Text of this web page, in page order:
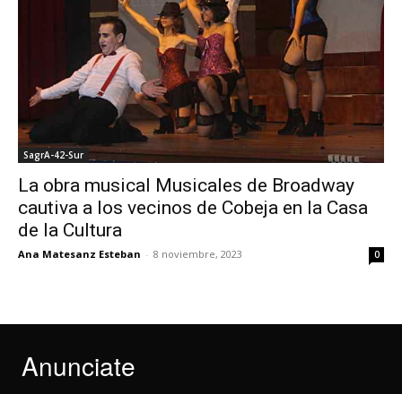
SagrA-42-Sur
La obra musical Musicales de Broadway
cautiva a los vecinos de Cobeja en la Casa
de la Cultura
Ana Matesanz Esteban - 8 noviembre, 2023 0
Anunciate